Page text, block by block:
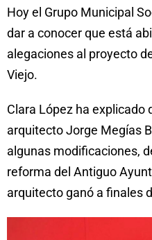
Hoy el Grupo Municipal
dar a conocer que está
alegaciones al proyecto
Viejo.
Clara López ha explicado
arquitecto Jorge Megías
algunas modificaciones,
reforma del Antiguo
arquitecto ganó a finales